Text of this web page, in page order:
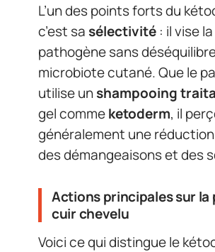
L’un des points forts du
c’est sa sélectivité : il vise
pathogène sans
microbiote cutané. Que le
utilise unshampooing
gel commeketoderm, il
généralement une
des démangeaisons et des
Actions principales sur la
cuir chevelu
Voici ce qui distingue le